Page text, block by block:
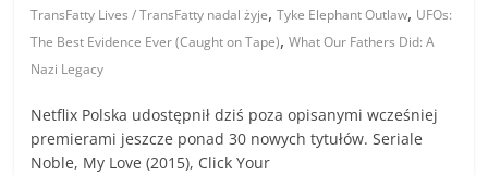
TransFatty Lives / TransFatty nadal żyje,Tyke Elephant Outlaw, UFOs:
The Best Evidence Ever (Caught on Tape),What Our Fathers Did: A
Nazi Legacy
Netflix Polska udostępnił dziś poza opisanymi wcześniej
premierami jeszcze ponad 30 nowych tytułów. Seriale
Noble, My Love (2015), Click Your